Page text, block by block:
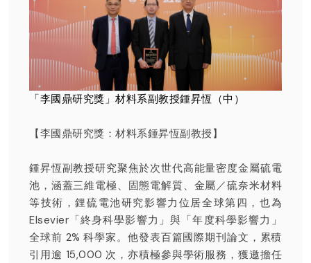
「李國鼎研究獎」材料系副教授鍾昇恆（中）
【李國鼎研究獎：材料系鍾昇恆副教授】
鍾昇恆副教授研究聚焦於次世代高能量密度金屬硫電
池，涵蓋三維電極、固態電解質、金屬／硫奈米材料
等技術，鋰硫電池研究影響力位居全球第四，也為
Elsevier「終身科學影響力」與「年度科學影響力」
全球前 2% 科學家。他發表百篇國際期刊論文，累積
引用逾 15,000 次，亦積極參與學術服務，獲邀擔任